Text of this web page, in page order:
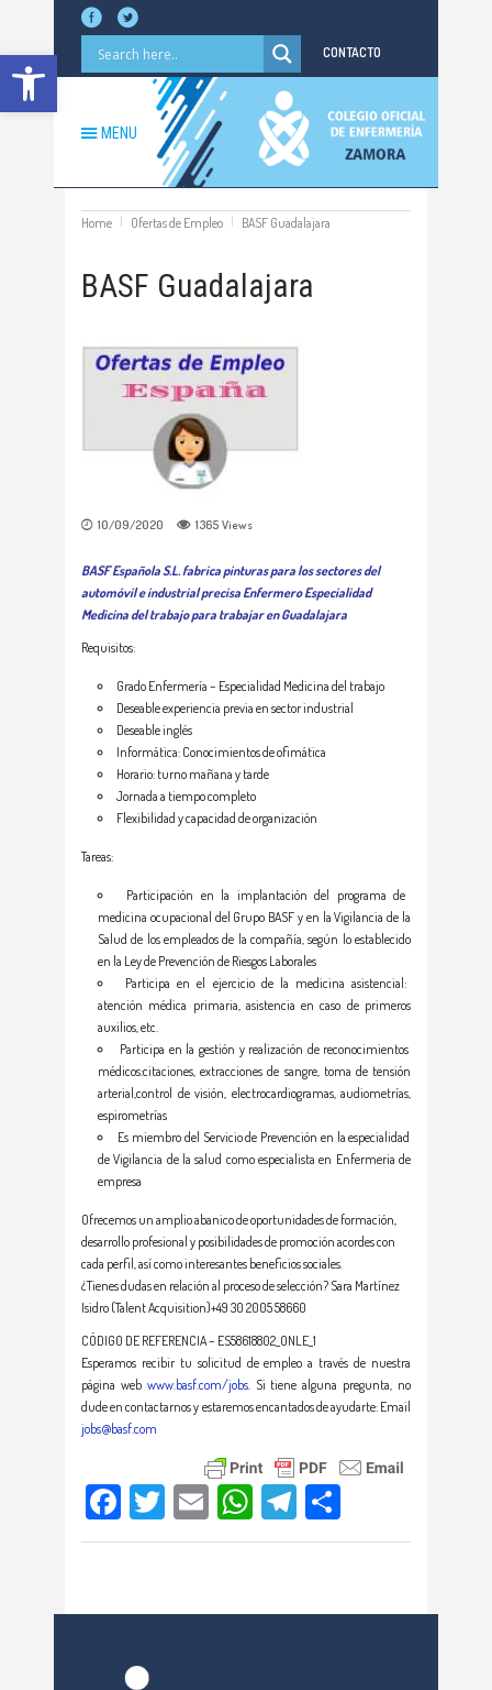
Abrir barra de herramientas CONTACTO
MENU
Home Ofertas de Empleo BASF Guadalajara
BASF Guadalajara
10/09/2020 1365 Views
BASF Española S.L. fabrica pinturas para los sectores del
automóvil e industrial precisa Enfermero Especialidad
Medicina del trabajo para trabajar en Guadalajara
Requisitos:
Grado Enfermería – Especialidad Medicina del trabajo
Deseable experiencia previa en sector industrial
Deseable inglés
Informática: Conocimientos de ofimática
Horario: turno mañana y tarde
Jornada a tiempo completo
Flexibilidad y capacidad de organización
Tareas:
Participación en la implantación del programa de
medicina ocupacional del Grupo BASF y en la Vigilancia de la
Salud de los empleados de la compañía, según lo establecido
en la Ley de Prevención de Riesgos Laborales
Participa en el ejercicio de la medicina asistencial:
atención médica primaria, asistencia en caso de primeros
auxilios, etc.
Participa en la gestión y realización de reconocimientos
médicos:citaciones, extracciones de sangre, toma de tensión
arterial,control de visión, electrocardiogramas, audiometrías,
espirometrías
Es miembro del Servicio de Prevención en la especialidad
de Vigilancia de la salud como especialista en Enfermeria de
empresa
Ofrecemos un amplio abanico de oportunidades de formación,
desarrollo profesional y posibilidades de promoción acordes con
cada perfil, así como interesantes beneficios sociales.
¿Tienes dudas en relación al proceso de selección? Sara Martínez
Isidro (Talent Acquisition)+49 30 2005 58660
CÓDIGO DE REFERENCIA – ES58618802_ONLE_1
Esperamos recibir tu solicitud de empleo a través de nuestra
página web www.basf.com/jobs. Si tiene alguna pregunta, no
dude en contactarnos y estaremos encantados de ayudarte: Email
jobs@basf.com
Facebook
TwitterEmailWhatsApp
Telegram